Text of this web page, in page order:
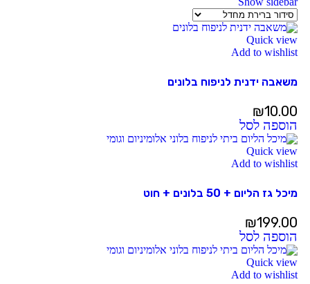
Quick view
Add to wishlist
משאבה ידנית לניפוח בלונים
₪10.00
הוספה לסל
Quick view
Add to wishlist
מיכל גז הליום + 50 בלונים + חוט
₪199.00
הוספה לסל
Quick view
Add to wishlist